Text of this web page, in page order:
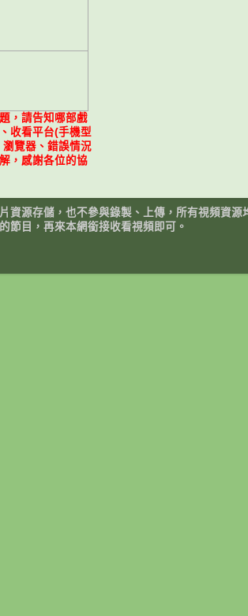
，請告知哪部戲
收看平台(手機型
覽器、錯誤情況
，感謝各位的協
資源存儲，也不參與錄製、上傳，所有視頻資
節目，再來本網銜接收看視頻即可。